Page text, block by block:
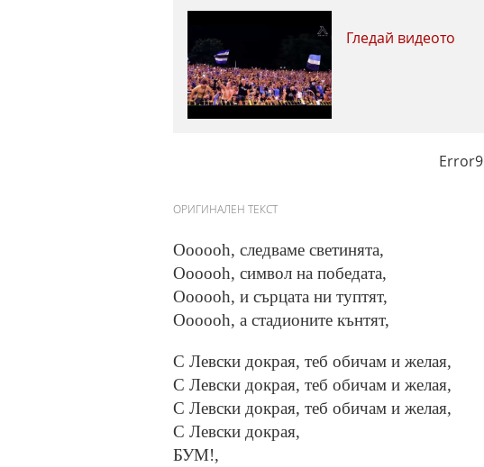
Гледай видеото
Error9
ОРИГИНАЛЕН ТЕКСТ
Оооооh, следваме светинята,
Оооооh, символ на победата,
Оооооh, и сърцата ни туптят,
Оооооh, а стадионите кънтят,
С Левски докрая, теб обичам и желая,
С Левски докрая, теб обичам и желая,
С Левски докрая, теб обичам и желая,
С Левски докрая,
БУМ!,